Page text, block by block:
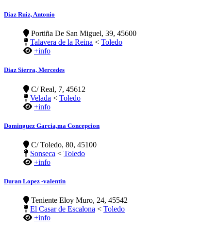
Diaz Ruiz, Antonio
Portiña De San Miguel, 39, 45600
Talavera de la Reina < Toledo
+info
Diaz Sierra, Mercedes
C/ Real, 7, 45612
Velada < Toledo
+info
Dominguez Garcia,ma Concepcion
C/ Toledo, 80, 45100
Sonseca < Toledo
+info
Duran Lopez -valentin
Teniente Eloy Muro, 24, 45542
El Casar de Escalona < Toledo
+info